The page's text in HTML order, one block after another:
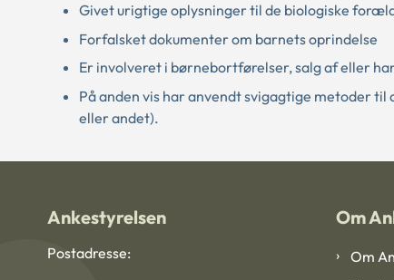
Givet urigtige oplysninger til de biologiske
Forfalsket dokumenter om barnets oprindelse
Er involveret i børnebortførelser, salg af eller
På anden vis har anvendt svigagtige metoder
eller andet).
Ankestyrelsen
Postadresse:
Om
Om